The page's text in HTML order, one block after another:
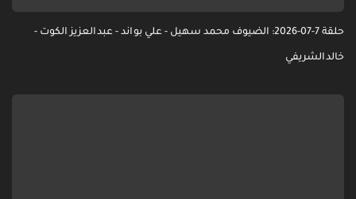
حلقة 7-07-2026: الضيوف محمد سهيل - علي بواند - عبدالعزيز الكوت -
خالدالشريفي